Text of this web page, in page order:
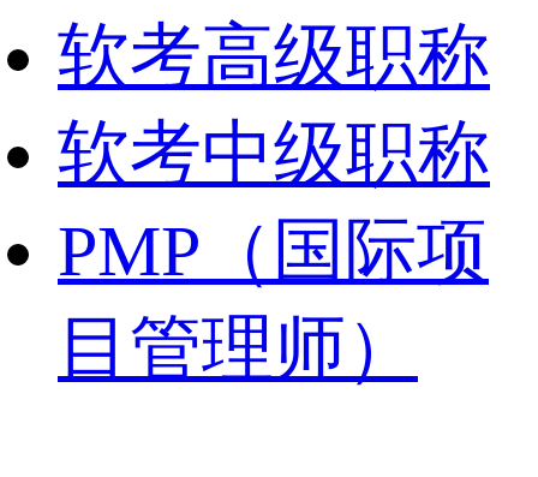
软考高级职称
软考中级职称
PMP（国际项
目管理师）